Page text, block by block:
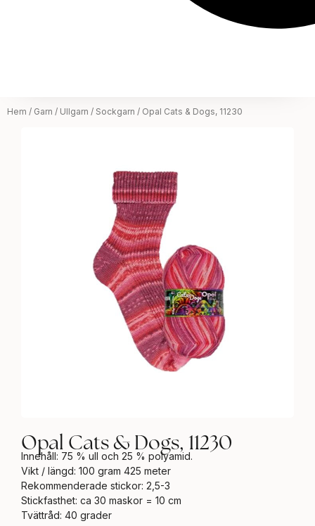
Hem / Garn / Ullgarn / Sockgarn / Opal Cats & Dogs, 11230
Opal Cats & Dogs, 11230
Innehåll: 75 % ull och 25 % polyamid.
Vikt / längd: 100 gram 425 meter
Rekommenderade stickor: 2,5-3
Stickfasthet: ca 30 maskor = 10 cm
Tvättråd: 40 grader